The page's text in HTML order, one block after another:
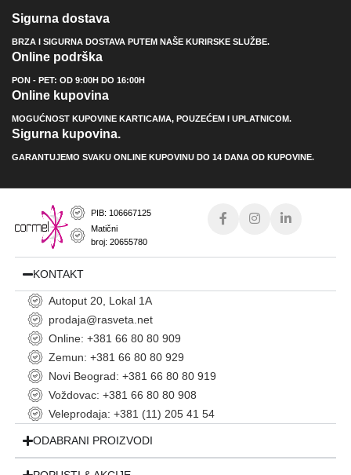
Sigurna dostava
BRZA I SIGURNA DOSTAVA PUTEM NAŠE KURIRSKE SLUŽBE.
Online podrška
PON - PET: OD 9:00H DO 16:00H
Online kupovina
MOGUĆNOST KUPOVINE KARTICAMA, POUZEĆEM I UPLATNICOM.
Sigurna kupovina.
GARANTUJEMO SVAKU ONLINE KUPOVINU DO 14 DANA OD KUPOVINE.
PIB: 106667125
Matični
broj: 20655780
KONTAKT
Autoput 20, Lokal 1A
prodaja@rasveta.net
Online: +381 66 80 80 909
Zemun: +381 66 80 80 929
Novi Beograd: +381 66 80 80 919
Voždovac: +381 66 80 80 908
Veleprodaja: +381 (11) 205 41 54
ODABRANI PROIZVODI